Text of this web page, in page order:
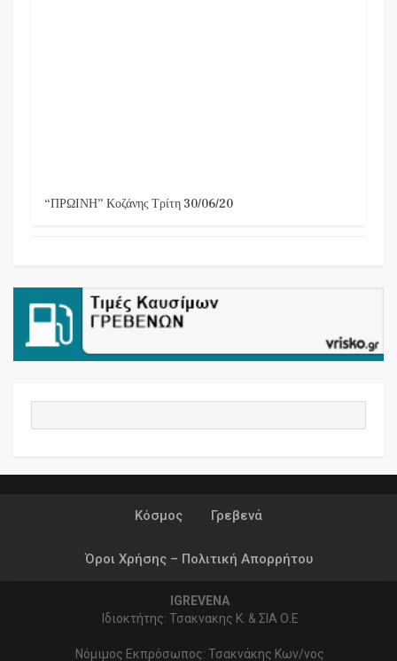
“ΠΡΩΙΝΗ” Κοζάνης Τρίτη 30/06/20
Κόσμος Γρεβενά
Όροι Χρήσης – Πολιτική Απορρήτου
IGREVENA
Ιδιοκτήτης: Τσακνακης Κ. & ΣΙΑ Ο.Ε
Νόμιμος Εκπρόσωπος: Τσακνάκης Κων/νος